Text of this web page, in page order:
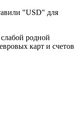
"USD" для
родной
карт и счетов